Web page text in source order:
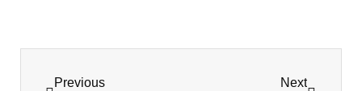
Previous Next